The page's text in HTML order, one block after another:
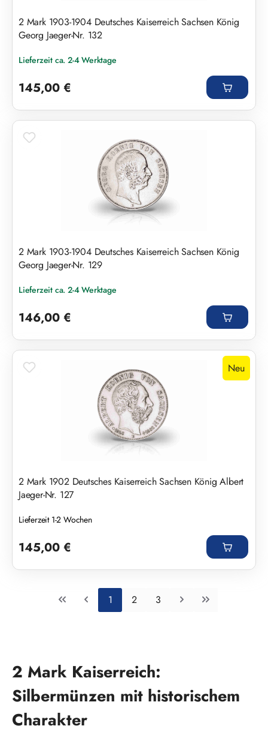
2 Mark 1903-1904 Deutsches Kaiserreich Sachsen König
Georg Jaeger-Nr. 132
Lieferzeit ca. 2-4 Werktage
145,00 €
2 Mark 1903-1904 Deutsches Kaiserreich Sachsen König
Georg Jaeger-Nr. 129
Lieferzeit ca. 2-4 Werktage
146,00 €
Neu
2 Mark 1902 Deutsches Kaiserreich Sachsen König Albert
Jaeger-Nr. 127
Lieferzeit 1-2 Wochen
145,00 €
Seite
1 Seite
2 Seite
3
2 Mark Kaiserreich:
Silbermünzen mit historischem
Charakter